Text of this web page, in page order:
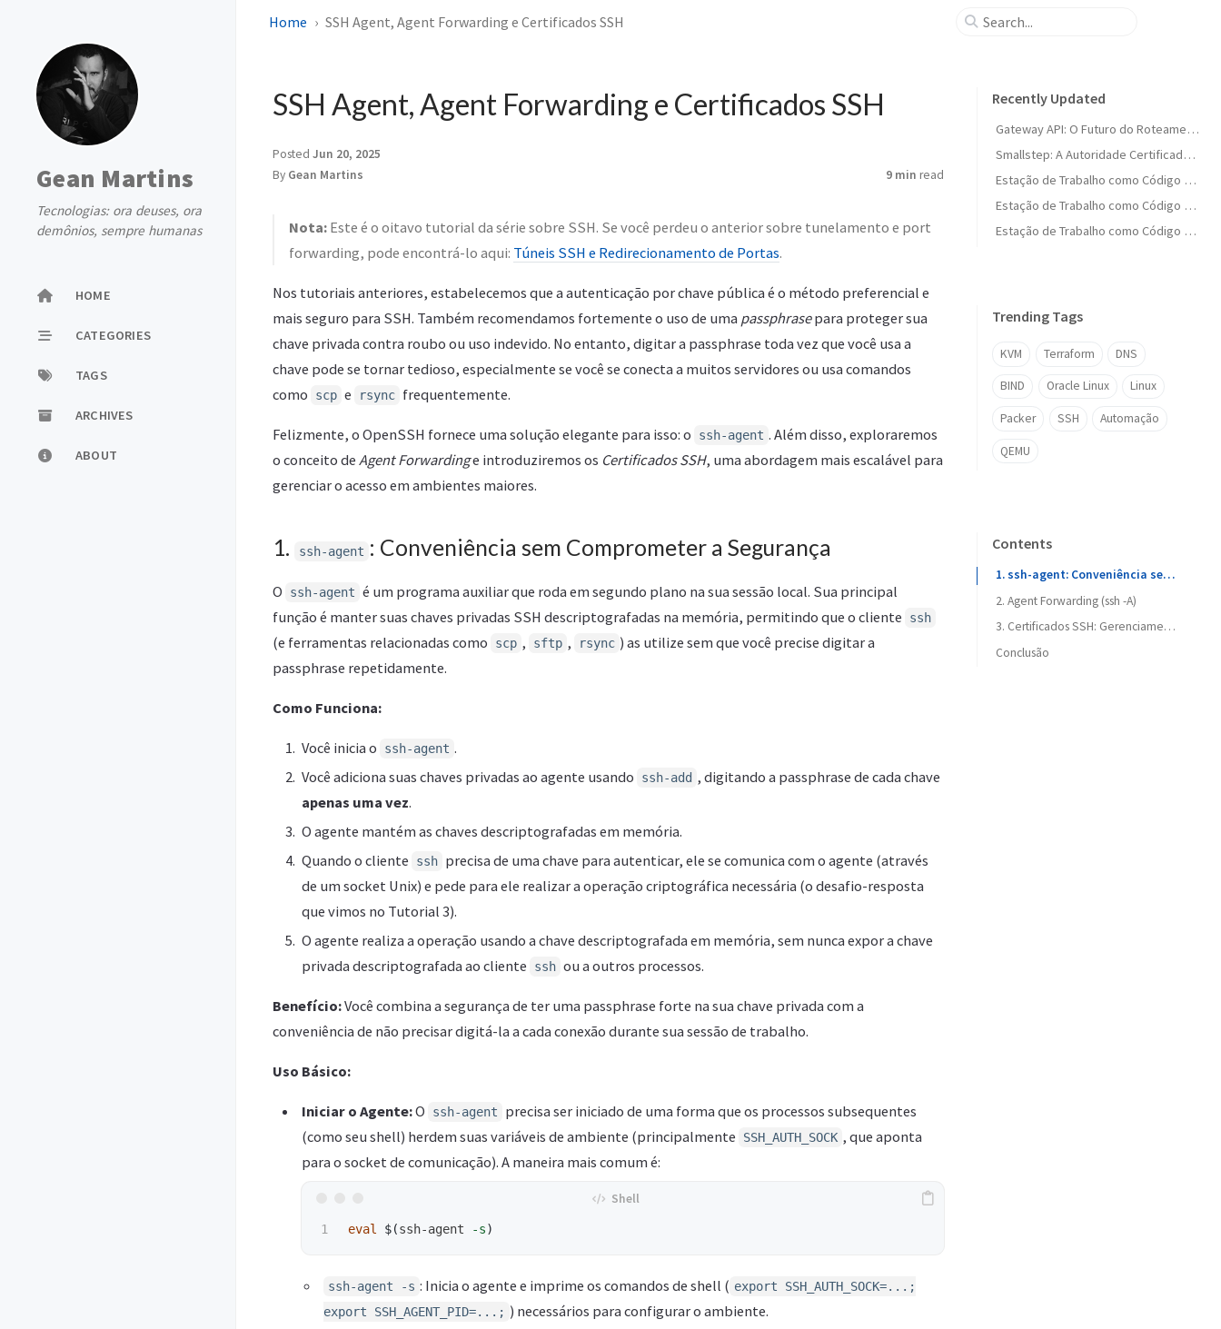
Gean Martins
Tecnologias: ora deuses, ora
demônios, sempre humanas
HOME
CATEGORIES
TAGS
ARCHIVES
ABOUT
Home SSH Agent, Agent Forwarding e Certificados SSH
SSH Agent, Agent Forwarding e Certificados SSH
Posted Jun 20, 2025
By Gean Martins 9 min read
Nota: Este é o oitavo tutorial da série sobre SSH. Se você perdeu o anterior sobre tunelamento e port
forwarding, pode encontrá-lo aqui: Túneis SSH e Redirecionamento de Portas.
Nos tutoriais anteriores, estabelecemos que a autenticação por chave pública é o método preferencial e
mais seguro para SSH. Também recomendamos fortemente o uso de uma passphrasepara proteger sua
chave privada contra roubo ou uso indevido. No entanto, digitar a passphrase toda vez que você usa a
chave pode se tornar tedioso, especialmente se você se conecta a muitos servidores ou usa comandos
como
scp e rsync frequentemente.
Felizmente, o OpenSSH fornece uma solução elegante para isso: o ssh-agent . Além disso, exploraremos
o conceito de Agent Forwardinge introduziremos os Certificados SSH, uma abordagem mais escalável para
gerenciar o acesso em ambientes maiores.
1. ssh-agent : Conveniência sem Comprometer a Segurança
O ssh-agent é um programa auxiliar que roda em segundo plano na sua sessão local. Sua principal
função é manter suas chaves privadas SSH descriptografadas na memória, permitindo que o cliente
ssh
(e ferramentas relacionadas como scp , sftp , rsync ) as utilize sem que você precise digitar a
passphrase repetidamente.
Como Funciona:
Você inicia o ssh-agent .
Você adiciona suas chaves privadas ao agente usando
ssh-add , digitando a passphrase de cada chave
apenas uma vez.
O agente mantém as chaves descriptografadas em memória.
Quando o cliente
ssh precisa de uma chave para autenticar, ele se comunica com o agente (através
de um socket Unix) e pede para ele realizar a operação criptográfica necessária (o desafio-resposta
que vimos no Tutorial 3).
O agente realiza a operação usando a chave descriptografada em memória, sem nunca expor a chave
privada descriptografada ao cliente
ssh ou a outros processos.
Benefício:Você combina a segurança de ter uma passphrase forte na sua chave privada com a
conveniência de não precisar digitá-la a cada conexão durante sua sessão de trabalho.
Uso Básico:
Iniciar o Agente:O ssh-agent
precisa ser iniciado de uma forma que os processos subsequentes
(como seu shell) herdem suas variáveis de ambiente (principalmente
SSH_AUTH_SOCK , que aponta
para o socket de comunicação). A maneira mais comum é:
eval $(ssh-agent -s)
ssh-agent -s : Inicia o agente e imprime os comandos de shell ( export SSH_AUTH_SOCK=...;
export SSH_AGENT_PID=...; ) necessários para configurar o ambiente.
Recently Updated
Gateway API: O Futuro do Roteamento no Kubernetes
Smallstep: A Autoridade Certificadora Moderna para Ambientes Cloud-Native
Estação de Trabalho como Código (Parte 1.5): Ferramentas Essenciais do Linux
Estação de Trabalho como Código (Parte 15): Balanço Geral e Fechamento da Série
Estação de Trabalho como Código (Parte 14): Infraestrutura no GCP com Terraform
Trending Tags
KVM Terraform DNS
BIND Oracle Linux Linux
Packer SSH Automação
QEMU
Contents
1. ssh-agent: Conveniência sem Comprometer a Segurança
2. Agent Forwarding (ssh -A)
3. Certificados SSH: Gerenciamento Escalável
Conclusão